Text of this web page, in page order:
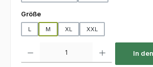
Größeauswählen
L M XL XXL
In